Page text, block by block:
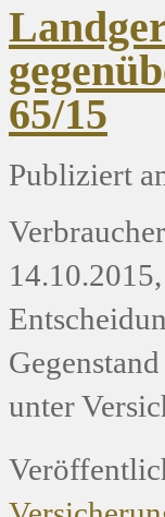
65/15
Publiziert
unter